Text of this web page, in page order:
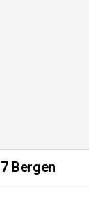
Bergen